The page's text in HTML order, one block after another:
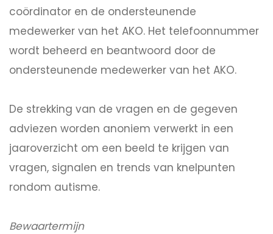
coördinator en de ondersteunende
medewerker van het AKO. Het telefoonnummer
wordt beheerd en beantwoord door de
ondersteunende medewerker van het AKO.
De strekking van de vragen en de gegeven
adviezen worden anoniem verwerkt in een
jaaroverzicht om een beeld te krijgen van
vragen, signalen en trends van knelpunten
rondom autisme.
Bewaartermijn